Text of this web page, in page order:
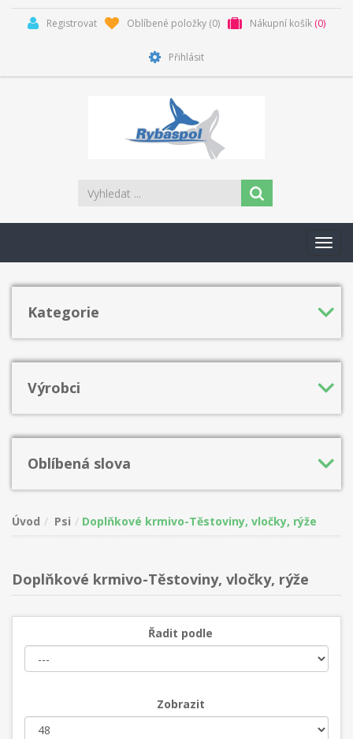
Registrovat Oblíbené položky (0) Nákupní košík (0)
Přihlásit
Kategorie
Výrobci
Oblíbená slova
Úvod Psi Doplňkové krmivo-Těstoviny, vločky, rýže
Doplňkové krmivo-Těstoviny, vločky, rýže
Řadit podle
Zobrazit